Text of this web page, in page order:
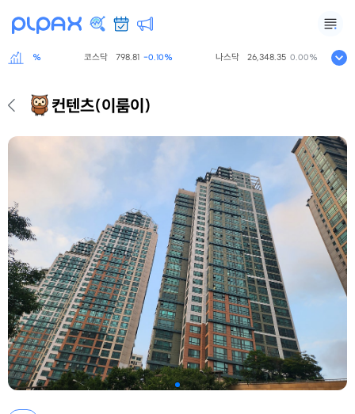
-0.60% 코스닥 798.81 -0.10% 나스닥 26,348.35 0.00%
컨텐츠(이룸이)